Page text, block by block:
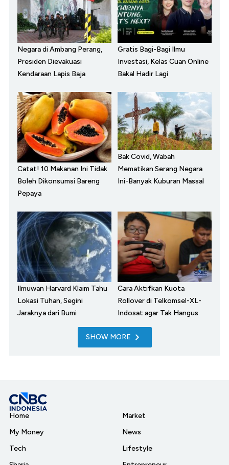
Negara di Ambang Perang,
Presiden Dievakuasi
Kendaraan Lapis Baja
Gratis Bagi-Bagi Ilmu
Investasi, Kelas Cuan Online
Bakal Hadir Lagi
Catat! 10 Makanan Ini Tidak
Boleh Dikonsumsi Bareng
Pepaya
Bak Covid, Wabah
Mematikan Serang Negara
Ini-Banyak Kuburan Massal
Ilmuwan Harvard Klaim Tahu
Lokasi Tuhan, Segini
Jaraknya dari Bumi
Cara Aktifkan Kuota
Rollover di Telkomsel-XL-
Indosat agar Tak Hangus
SHOW MORE
Home
My Money
Tech
Market
News
Lifestyle